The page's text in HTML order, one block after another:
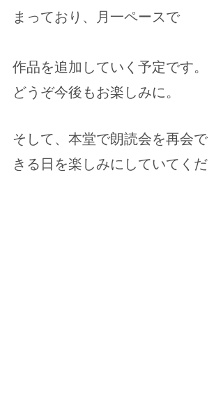
まっており、月一ペースで
作品を追加していく予定です。
どうぞ今後もお楽しみに。
そして、本堂で朗読会を再会で
きる日を楽しみにしていてくだ